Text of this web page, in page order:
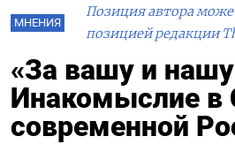
МНЕНИЯ
Позиция автора
позицией редакции
«За вашу и
Инакомыслие в
cовременной